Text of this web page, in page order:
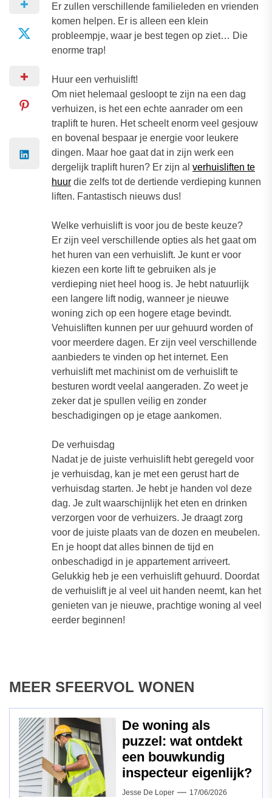
Er zullen verschillende familieleden en vrienden
komen helpen. Er is alleen een klein
probleempje, waar je best tegen op ziet… Die
enorme trap!
Huur een verhuislift!
Om niet helemaal gesloopt te zijn na een dag
verhuizen, is het een echte aanrader om een
traplift te huren. Het scheelt enorm veel gesjouw
en bovenal bespaar je energie voor leukere
dingen. Maar hoe gaat dat in zijn werk een
dergelijk traplift huren? Er zijn al verhuisliften te
huur die zelfs tot de dertiende verdieping kunnen
liften. Fantastisch nieuws dus!
Welke verhuislift is voor jou de beste keuze?
Er zijn veel verschillende opties als het gaat om
het huren van een verhuislift. Je kunt er voor
kiezen een korte lift te gebruiken als je
verdieping niet heel hoog is. Je hebt natuurlijk
een langere lift nodig, wanneer je nieuwe
woning zich op een hogere etage bevindt.
Vehuisliften kunnen per uur gehuurd worden of
voor meerdere dagen. Er zijn veel verschillende
aanbieders te vinden op het internet. Een
verhuislift met machinist om de verhuislift te
besturen wordt veelal aangeraden. Zo weet je
zeker dat je spullen veilig en zonder
beschadigingen op je etage aankomen.
De verhuisdag
Nadat je de juiste verhuislift hebt geregeld voor
je verhuisdag, kan je met een gerust hart de
verhuisdag starten. Je hebt je handen vol deze
dag. Je zult waarschijnlijk het eten en drinken
verzorgen voor de verhuizers. Je draagt zorg
voor de juiste plaats van de dozen en meubelen.
En je hoopt dat alles binnen de tijd en
onbeschadigd in je appartement arriveert.
Gelukkig heb je een verhuislift gehuurd. Doordat
de verhuislift je al veel uit handen neemt, kan het
genieten van je nieuwe, prachtige woning al veel
eerder beginnen!
MEER SFEERVOL WONEN
De woning als
puzzel: wat ontdekt
een bouwkundig
inspecteur eigenlijk?
Jesse De Loper 17/06/2026